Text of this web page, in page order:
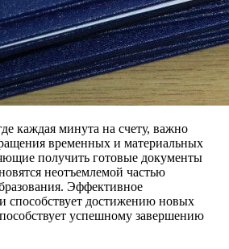
каждая минута на счету, важно
временных и материальных
получить готовые документы
неотъемлемой частью
Эффективное
способствует достижению новых
успешному завершению